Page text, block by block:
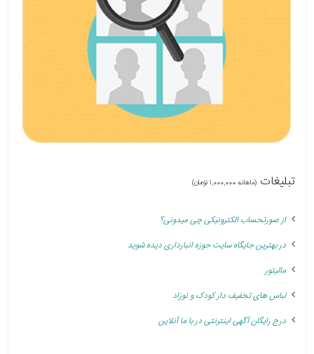
تبلیغات (ماهانه 1,000,000 تومان)
از صورتحساب الکترونیکی چی میدونی؟
در بهترین جایگاه سایت حوزه انبارداری دیده شوید
مالیتور
لباس های تخفیف دار کودک و نوزاد
درج رایگان آگهی اینترنتی در با ما آنلاین